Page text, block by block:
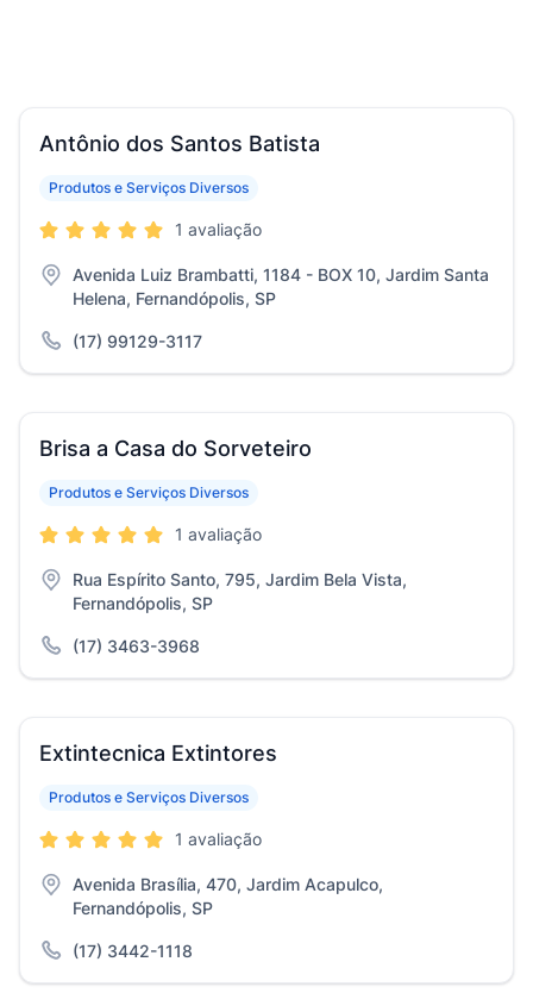
Antônio dos Santos Batista
Produtos e Serviços Diversos
1 avaliação
Avenida Luiz Brambatti, 1184 - BOX 10, Jardim Santa
Helena, Fernandópolis, SP
(17) 99129-3117
Brisa a Casa do Sorveteiro
Produtos e Serviços Diversos
1 avaliação
Rua Espírito Santo, 795, Jardim Bela Vista,
Fernandópolis, SP
(17) 3463-3968
Extintecnica Extintores
Produtos e Serviços Diversos
1 avaliação
Avenida Brasília, 470, Jardim Acapulco,
Fernandópolis, SP
(17) 3442-1118